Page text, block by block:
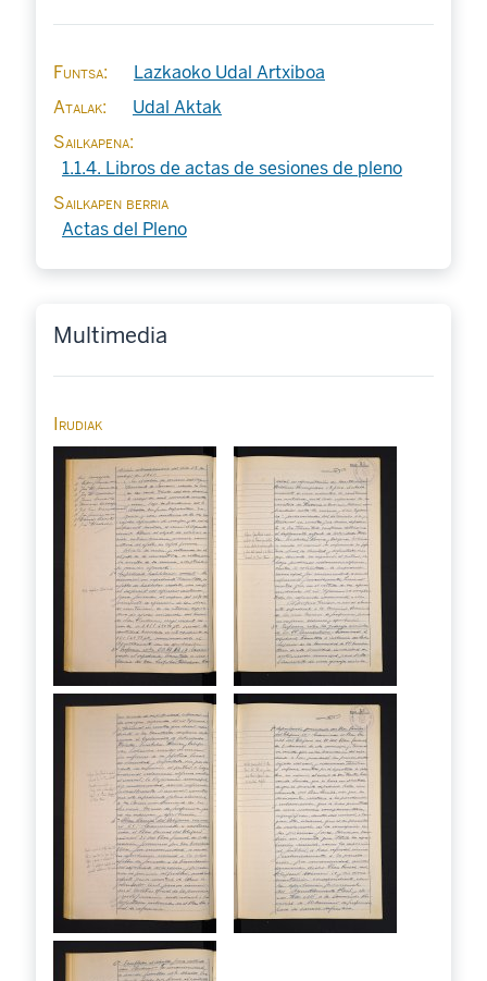
Funtsa
Lazkaoko Udal Artxiboa
Atalak
Udal Aktak
Sailkapena
1.1.4. Libros de actas de sesiones de pleno
Sailkapen berria
Actas del Pleno
Multimedia
Irudiak